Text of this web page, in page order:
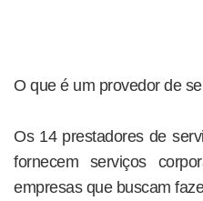
O que é um provedor de
Os 14 prestadores de
fornecem serviços
empresas que buscam